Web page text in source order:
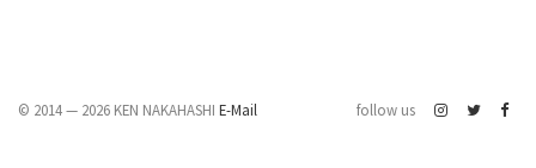
© 2014 — 2026 KEN NAKAHASHI E-Mail follow us